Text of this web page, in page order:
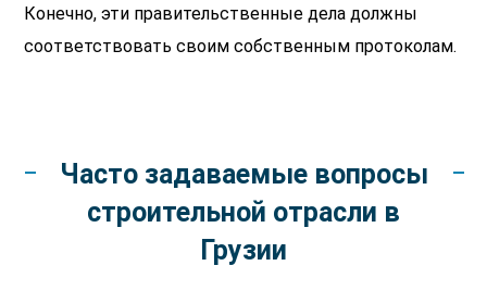
Конечно, эти правительственные дела должны
соответствовать своим собственным протоколам.
Часто задаваемые вопросы
строительной отрасли в
Грузии